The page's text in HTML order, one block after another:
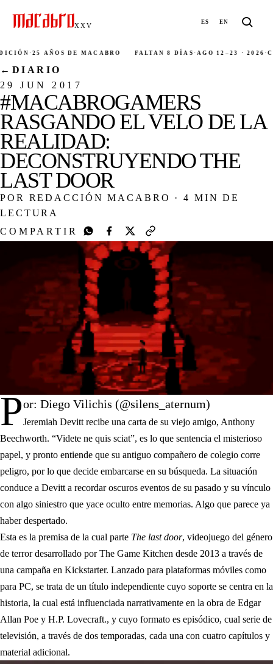
XXV ES EN
·25 AÑOS DE MACABRO FALTAN 8 DÍAS ·AGO 12–23 · 2026·
← DIARIO
29 JUN 2017
#MACABROGAMERS
RASGANDO EL VELO DE LA
REALIDAD:
DECONSTRUYENDO THE
LAST DOOR
POR REDACCIÓN MACABRO ·
4 MIN DE
LECTURA
COMPARTIR
Por: Diego Vilichis (@silens_aternum)
Jeremiah Devitt recibe una carta de su viejo amigo, Anthony
Beechworth. “Videte ne quis sciat”, es lo que sentencia el misterioso
papel, y pronto entiende que su antiguo compañero de colegio corre
peligro, por lo que decide embarcarse en su búsqueda. La situación
conduce a Devitt a recordar oscuros eventos de su pasado y su vínculo
con algo siniestro que yace oculto entre memorias. Algo que parece ya
haber despertado.
Esta es la premisa de la cual parte The last door, videojuego del género
de terror desarrollado por The Game Kitchen desde 2013 a través de
una campaña en Kickstarter. Lanzado para plataformas móviles como
para PC, se trata de un título independiente cuyo soporte se centra en la
historia, la cual está influenciada narrativamente en la obra de Edgar
Allan Poe y H.P. Lovecraft., y cuyo formato es episódico, cual serie de
televisión, a través de dos temporadas, cada una con cuatro capítulos y
material adicional.